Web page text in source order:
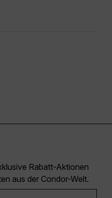
Rabatt-Aktionen
aus der Condor-Welt.